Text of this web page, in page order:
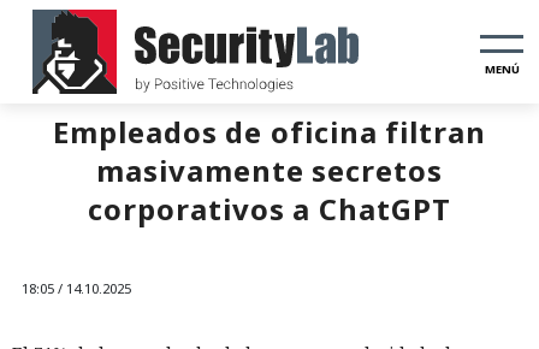
MENÚ
Empleados de oficina filtran
masivamente secretos
corporativos a ChatGPT
18:05 / 14.10.2025